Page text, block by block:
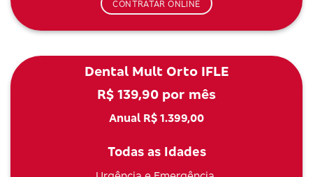
CONTRATAR ONLINE
Dental Mult Orto IFLE
R$ 139,90 por mês
Anual R$ 1.399,00
Todas as Idades